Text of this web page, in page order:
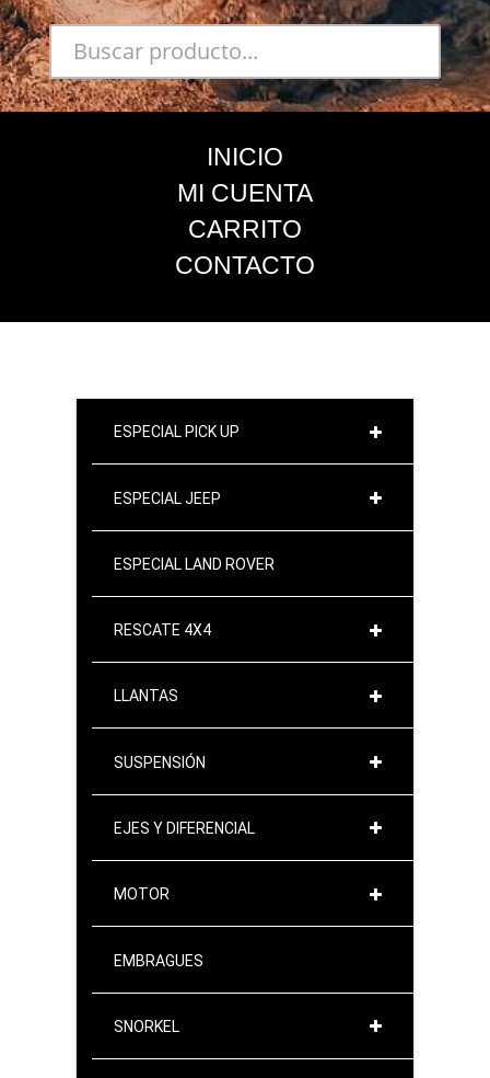
INICIO
MI CUENTA
CARRITO
CONTACTO
ESPECIAL PICK UP
ESPECIAL JEEP
ESPECIAL LAND ROVER
RESCATE 4X4
LLANTAS
SUSPENSIÓN
EJES Y DIFERENCIAL
MOTOR
EMBRAGUES
SNORKEL